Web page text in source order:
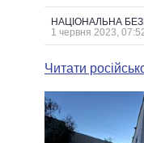
КАБІНЕТ
ГОЛОВИ
МЕРИ МІСТ
НАЦІОНАЛЬНА
1 червня 2023,
Читати